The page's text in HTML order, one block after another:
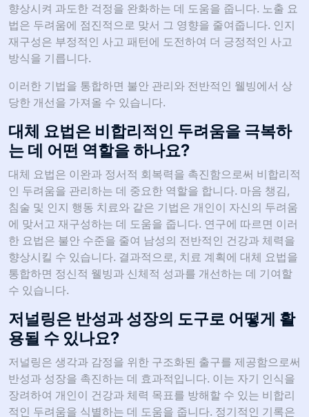
향상시켜 과도한 걱정을 완화하는 데 도움을 줍니다. 노출 요
법은 두려움에 점진적으로 맞서 그 영향을 줄여줍니다. 인지
재구성은 부정적인 사고 패턴에 도전하여 더 긍정적인 사고
방식을 기릅니다.
이러한 기법을 통합하면 불안 관리와 전반적인 웰빙에서 상
당한 개선을 가져올 수 있습니다.
대체 요법은 비합리적인 두려움을 극복하
는 데 어떤 역할을 하나요?
대체 요법은 이완과 정서적 회복력을 촉진함으로써 비합리적
인 두려움을 관리하는 데 중요한 역할을 합니다. 마음 챙김,
침술 및 인지 행동 치료와 같은 기법은 개인이 자신의 두려움
에 맞서고 재구성하는 데 도움을 줍니다. 연구에 따르면 이러
한 요법은 불안 수준을 줄여 남성의 전반적인 건강과 체력을
향상시킬 수 있습니다. 결과적으로, 치료 계획에 대체 요법을
통합하면 정신적 웰빙과 신체적 성과를 개선하는 데 기여할
수 있습니다.
저널링은 반성과 성장의 도구로 어떻게 활
용될 수 있나요?
저널링은 생각과 감정을 위한 구조화된 출구를 제공함으로써
반성과 성장을 촉진하는 데 효과적입니다. 이는 자기 인식을
장려하여 개인이 건강과 체력 목표를 방해할 수 있는 비합리
적인 두려움을 식별하는 데 도움을 줍니다. 정기적인 기록은